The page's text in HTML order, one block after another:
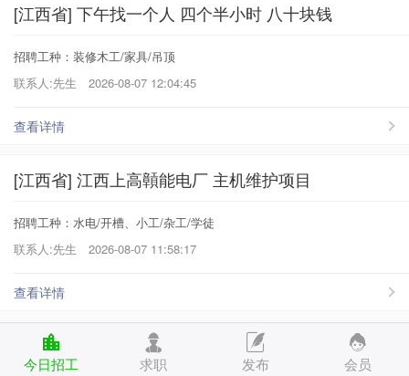
[江西省] 下午找一个人 四个半小时 八十块钱
招聘工种：装修木工/家具/吊顶
联系人:先生
2026-08-07 12:04:45
查看详情
[江西省] 江西上高贑能电厂 主机维护项目
招聘工种：水电/开槽、小工/杂工/学徒
联系人:先生
2026-08-07 11:58:17
查看详情
[江西省] 东莞万江项目 电工大工45元/小时
今日招工 求职 发布 会员